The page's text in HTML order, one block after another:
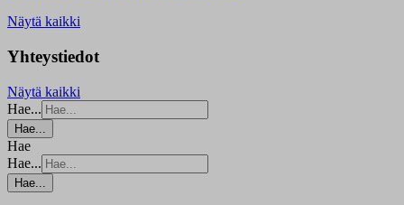
Näytä kaikki
Yhteystiedot
Näytä kaikki
Hae...
Hae...
Hae
Hae...
Hae...